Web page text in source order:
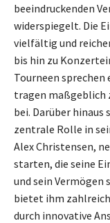
beeindruckenden
widerspiegelt. Die
vielfältig und
bis hin zu
Tourneen
tragen maßgeblich
bei. Darüber
zentrale Rolle in
Alex Christensen,
starten, die seine
und sein Vermögen
bietet ihm
durch innovative